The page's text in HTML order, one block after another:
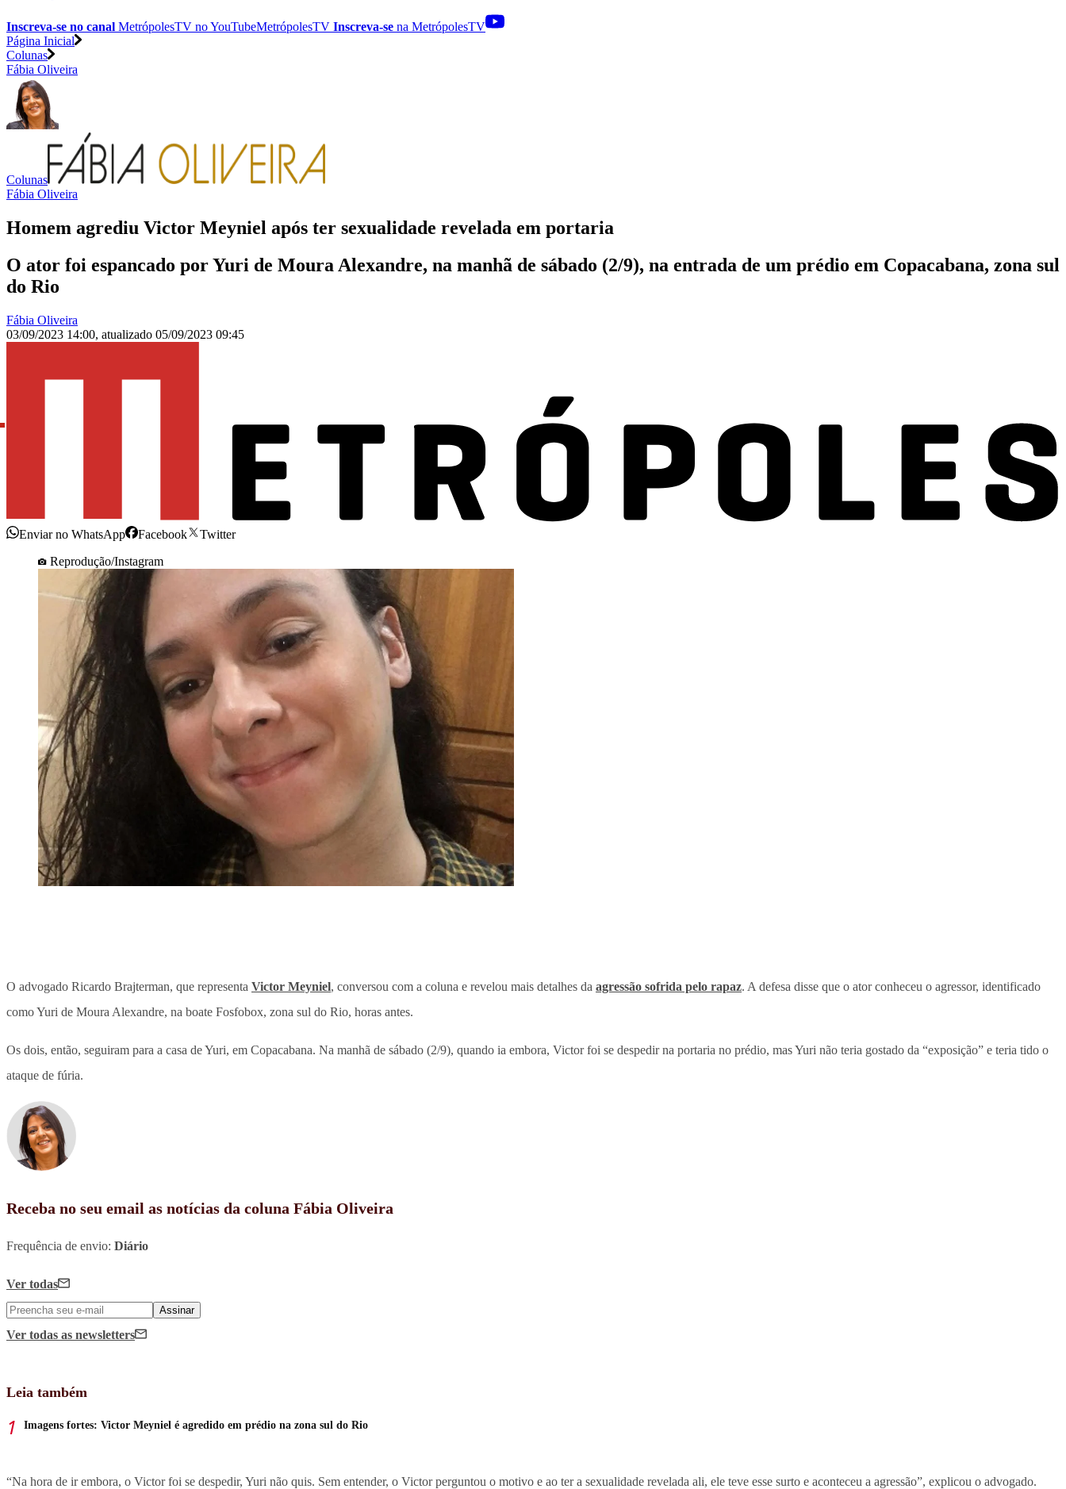
Inscreva-se no canal MetrópolesTV noYouTubeMetrópolesTV Inscreva-se na MetrópolesTV
Página Inicial
Colunas
Fábia Oliveira
Colunas
Fábia Oliveira
Homem agrediu Victor Meyniel após ter sexualidade revelada em portaria
O ator foi espancado por Yuri de Moura Alexandre, na manhã de sábado (2/9), na entrada de um prédio em Copacabana, zona sul
do Rio
Fábia Oliveira
03/09/2023 14:00, atualizado 05/09/2023 09:45
Enviar no WhatsApp Facebook
Twitter
Reprodução/Instagram
O advogado Ricardo Brajterman, que representa Victor Meyniel, conversou com a coluna e revelou mais detalhes da agressão sofrida pelo rapaz. A defesa disse que o ator conheceu o agressor, identificado
como Yuri de Moura Alexandre, na boate Fosfobox, zona sul do Rio, horas antes.
Os dois, então, seguiram para a casa de Yuri, em Copacabana. Na manhã de sábado (2/9), quando ia embora, Victor foi se despedir na portaria no prédio, mas Yuri não teria gostado da “exposição” e teria tido o
ataque de fúria.
Receba no seu email as notícias da coluna Fábia Oliveira
Frequência de envio: Diário
Ver todas
Assinar
Ver todas as newsletters
Leia também
Imagens fortes: Victor Meyniel é agredido em prédio na zona sul do Rio
“Na hora de ir embora, o Victor foi se despedir, Yuri não quis. Sem entender, o Victor perguntou o motivo e ao ter a sexualidade revelada ali, ele teve esse surto e aconteceu a agressão”, explicou o advogado.